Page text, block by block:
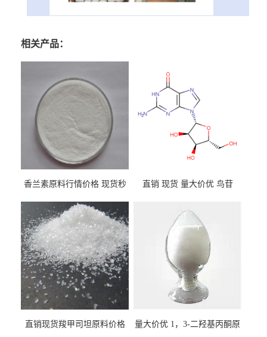
相关产品：
香兰素原料行情价格 现货秒
直销 现货 量大价优 鸟苷
直销现货羧甲司坦原料价格
量大价优 1，3-二羟基丙酮原